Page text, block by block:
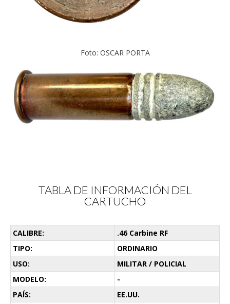
Foto: OSCAR PORTA
TABLA DE INFORMACIÓN DEL
CARTUCHO
CALIBRE:
.46 Carbine RF
TIPO:
ORDINARIO
USO:
MILITAR / POLICIAL
MODELO:
-
PAÍS:
EE.UU.